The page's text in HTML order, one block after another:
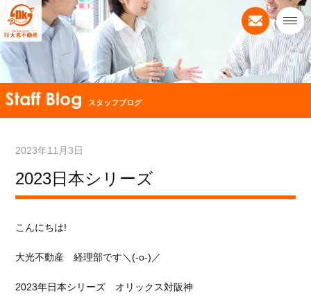
スタッフブログ
2023年11月3日
2023日本シリーズ
こんにちは!
大光不動産 経理部です＼(-o-)／
2023年日本シリーズ オリックス対阪神